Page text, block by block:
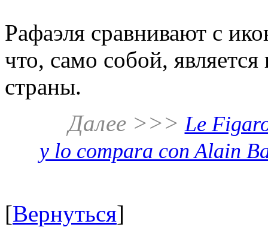
Рафаэля сравнивают с
что, само собой,
страны.
Далее >>> Le
y lo compara con Alain
[Вернуться]